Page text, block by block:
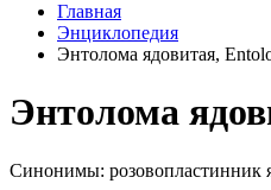
Главная
Энциклопедия
Энтолома ядовитая,
Энтолома
Синонимы: розовопластинник